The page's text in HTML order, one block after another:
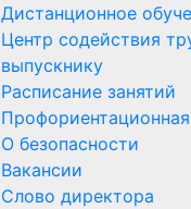
Дистанционное
Центр содействия
выпускнику
Расписание занятий
О безопасности
Вакансии
Слово директора